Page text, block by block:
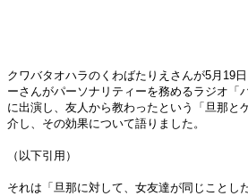
クワバタオハラのくわばたりえさんが5月19
ーさんがパーソナリティーを務めるラジオ「
に出演し、友人から教わったという「旦那と
介し、その効果について語りました。
（以下引用）
それは「旦那に対して、女友達が同じことし